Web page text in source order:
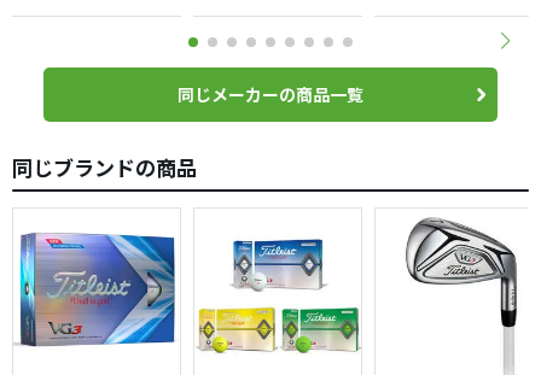
同じメーカーの商品一覧
同じブランドの商品